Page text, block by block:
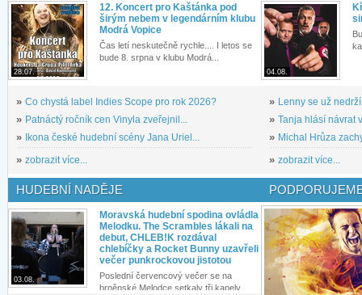
28.07.
12. Koncert pro Kaštánka pod
širým nebem v legendárním klubu
Modrá Vopice
Čas letí neskutečně rychle.... I letos se
bude 8. srpna v klubu Modrá...
» Co chystá label Indies Scope pro rok 2026?
» Patnáctý ročník cen Vinyla zveřejnil...
» Ikona české hudební scény Jana Uriel...
» zobrazit více...
04.08.
» Lenny se už
» Tanja hlásí návrat
» Michal Hrůza
» zobrazit více...
HUDEBNÍ NADĚJE
03.08.
Moravská hudební spodina ovládla
Melodku. The Scrambles lákali na
debut, CHLEB!K rozdával
chlebíčky a Rocket Bunny uzavřeli
večer punkrockovou jistotou
Poslední červencový večer se na
brněnské Melodce setkaly tři kapely...